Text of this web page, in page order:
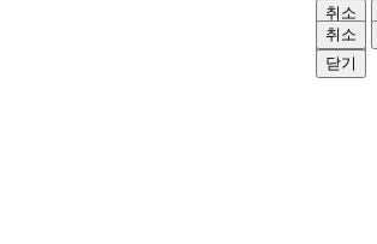
취소
닫기
취소
닫기